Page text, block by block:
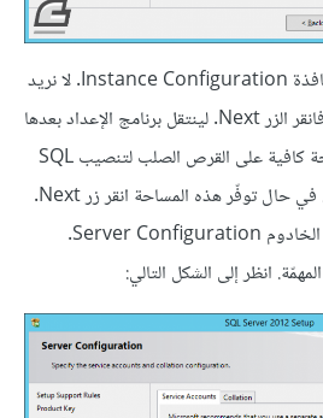
انقر الزر Next للانتقال إلى نافذة Instance Configuration. لا نريد
إجراء أي تعديلات هنا، لذلك فانقر الزر Next. لينتقل برنامج الإعداد بعدها
إلى نافذة اختبار وجود مساحة كافية على القرص الصلب لتنصيب SQL
Server مع المزايا المختارة. في حال توفّر هذه المساحة انقر زر Next.
سننتقل الآن إلى نافذة إعداد الخادوم Server Configuration.
انظر إلى الشكل التالي: